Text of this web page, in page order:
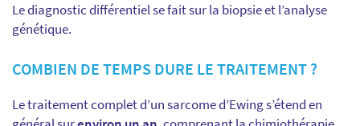
Le diagnostic différentiel se fait sur la biopsie et l’analyse
génétique.
COMBIEN DE TEMPS DURE LE TRAITEMENT ?
Le traitement complet d’un sarcome d’Ewing s’étend en